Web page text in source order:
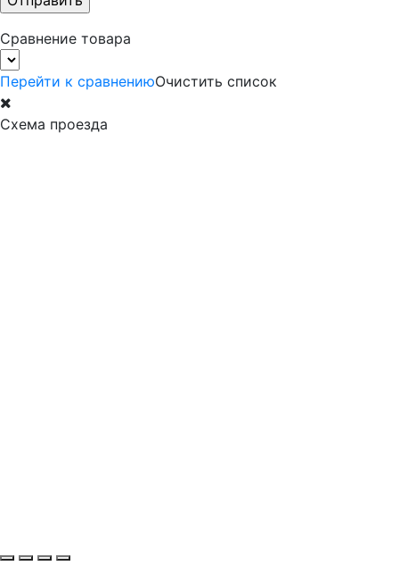
Сравнение товара
Перейти к сравнениюОчистить список
Схема проезда